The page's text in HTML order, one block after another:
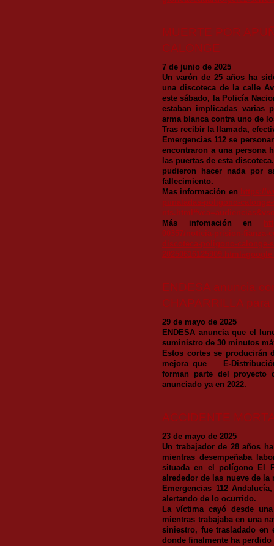
MUERTE POR
CALONGE
7 de junio de 2025
Un varón de 25 años ha
una discoteca de la calle
este sábado, la Policía
estaban implicadas varias
arma blanca contra uno de
Tras recibir la llamada,
Emergencias 112 se
encontraron a una persona
las puertas de esta
pudieron hacer nada por
fallecimiento.
Mas información en
https://
punaladas-poligono-calonge-
Más infomación en
00357/noticia-prision-fianza-
discoteca-poligono-calonge-
ENDESA anuncia
CHAPARRILLA
29 de mayo de 2025
ENDESA anuncia que el
suministro de 30 minutos
Estos cortes se producirán
mejora que E-
forman parte del proyecto
anunciado ya en 2022.
ACCIDENTE
23 de mayo de 2025
Un trabajador de 28 años
mientras desempeñaba
situada en el polígono El
alrededor de las nueve de
Emergencias 112
alertando de lo ocurrido.
La víctima cayó desde
mientras trabajaba en una
siniestro, fue trasladado en
donde finalmente ha perdido